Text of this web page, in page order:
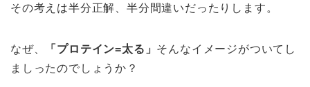
その考えは半分正解、半分間違いだったりします。
なぜ、 「プロテイン=太る」 そんなイメージがついてし
ましったのでしょうか？